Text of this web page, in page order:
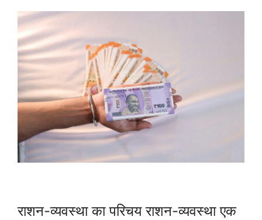
राशन-व्यवस्था का परिचय राशन-व्यवस्था एक